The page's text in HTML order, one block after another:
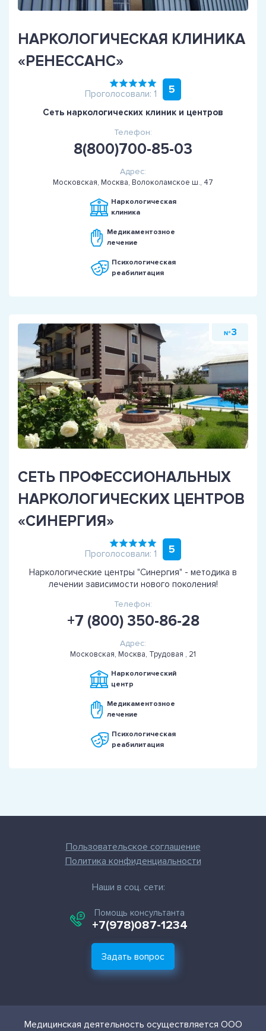
НАРКОЛОГИЧЕСКАЯ КЛИНИКА
«РЕНЕССАНС»
Проголосовали: 1 5
Сеть наркологических клиник и центров
Телефон:
8(800)700-85-03
Адрес:
Московская, Москва, Волоколамское ш., 47
Наркологическая
клиника
Медикаментозное
лечение
Психологическая
реабилитация
№ 3
СЕТЬ ПРОФЕССИОНАЛЬНЫХ
НАРКОЛОГИЧЕСКИХ ЦЕНТРОВ
«СИНЕРГИЯ»
Проголосовали: 1 5
Наркологические центры "Синергия" - методика в
лечении зависимости нового поколения!
Телефон:
+7 (800) 350-86-28
Адрес:
Московская, Москва, Трудовая , 21
Наркологический
центр
Медикаментозное
лечение
Психологическая
реабилитация
Пользовательское соглашение
Политика конфиденциальности
Наши в соц. сети:
Помощь консультанта
+7(978)087-1234
Задать вопрос
Медицинская деятельность осуществляется ООО